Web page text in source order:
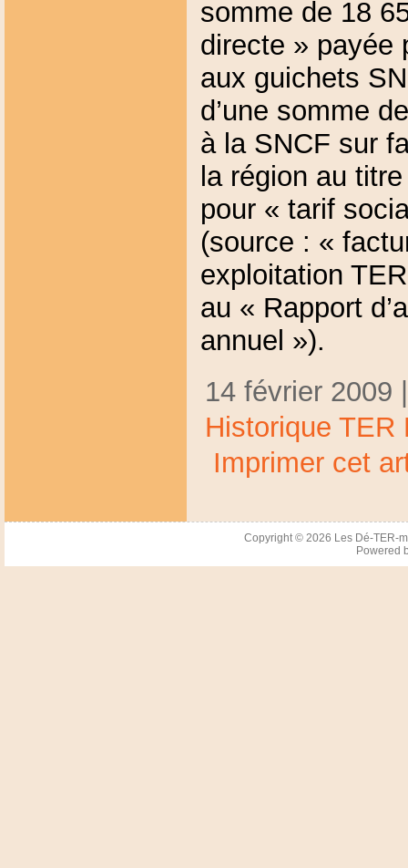
somme de 18
directe » payée
aux guichets
d’une somme
à la SNCF sur
la région au
pour « tarif
(source : «
exploitation
au « Rapport
annuel »).
14 février 2009
Historique TER
Imprimer cet
Copyright © 2026 Les Dé-TER-
Powered